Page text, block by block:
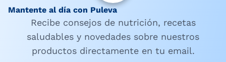
Mantente al día con Puleva
Recibe consejos de nutrición, recetas
saludables y novedades sobre nuestros
productos directamente en tu email.